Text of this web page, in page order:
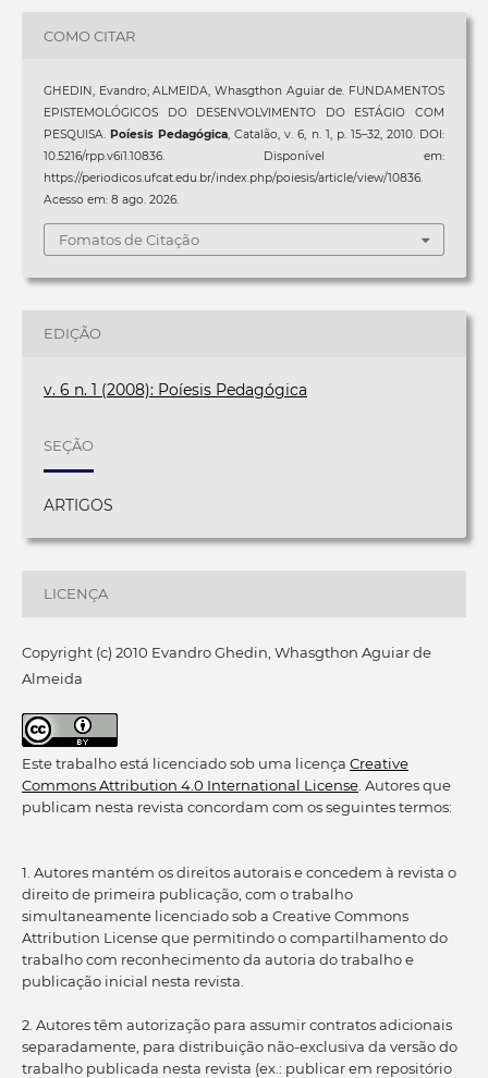
COMO CITAR
GHEDIN, Evandro; ALMEIDA, Whasgthon Aguiar de. FUNDAMENTOS
EPISTEMOLÓGICOS DO DESENVOLVIMENTO DO ESTÁGIO COM
PESQUISA. Poíesis Pedagógica, Catalão, v. 6, n. 1, p. 15–32, 2010. DOI:
10.5216/rpp.v6i1.10836. Disponível em:
https://periodicos.ufcat.edu.br/index.php/poiesis/article/view/10836.
Acesso em: 8 ago. 2026.
Fomatos de Citação
EDIÇÃO
v. 6 n. 1 (2008): Poíesis Pedagógica
SEÇÃO
ARTIGOS
LICENÇA
Copyright (c) 2010 Evandro Ghedin, Whasgthon Aguiar de
Almeida
Este trabalho está licenciado sob uma licença Creative
Commons Attribution 4.0 International License. Autores que
publicam nesta revista concordam com os seguintes termos:
1. Autores mantém os direitos autorais e concedem à revista o
direito de primeira publicação, com o trabalho
simultaneamente licenciado sob a Creative Commons
Attribution License que permitindo o compartilhamento do
trabalho com reconhecimento da autoria do trabalho e
publicação inicial nesta revista.
2. Autores têm autorização para assumir contratos adicionais
separadamente, para distribuição não-exclusiva da versão do
trabalho publicada nesta revista (ex.: publicar em repositório